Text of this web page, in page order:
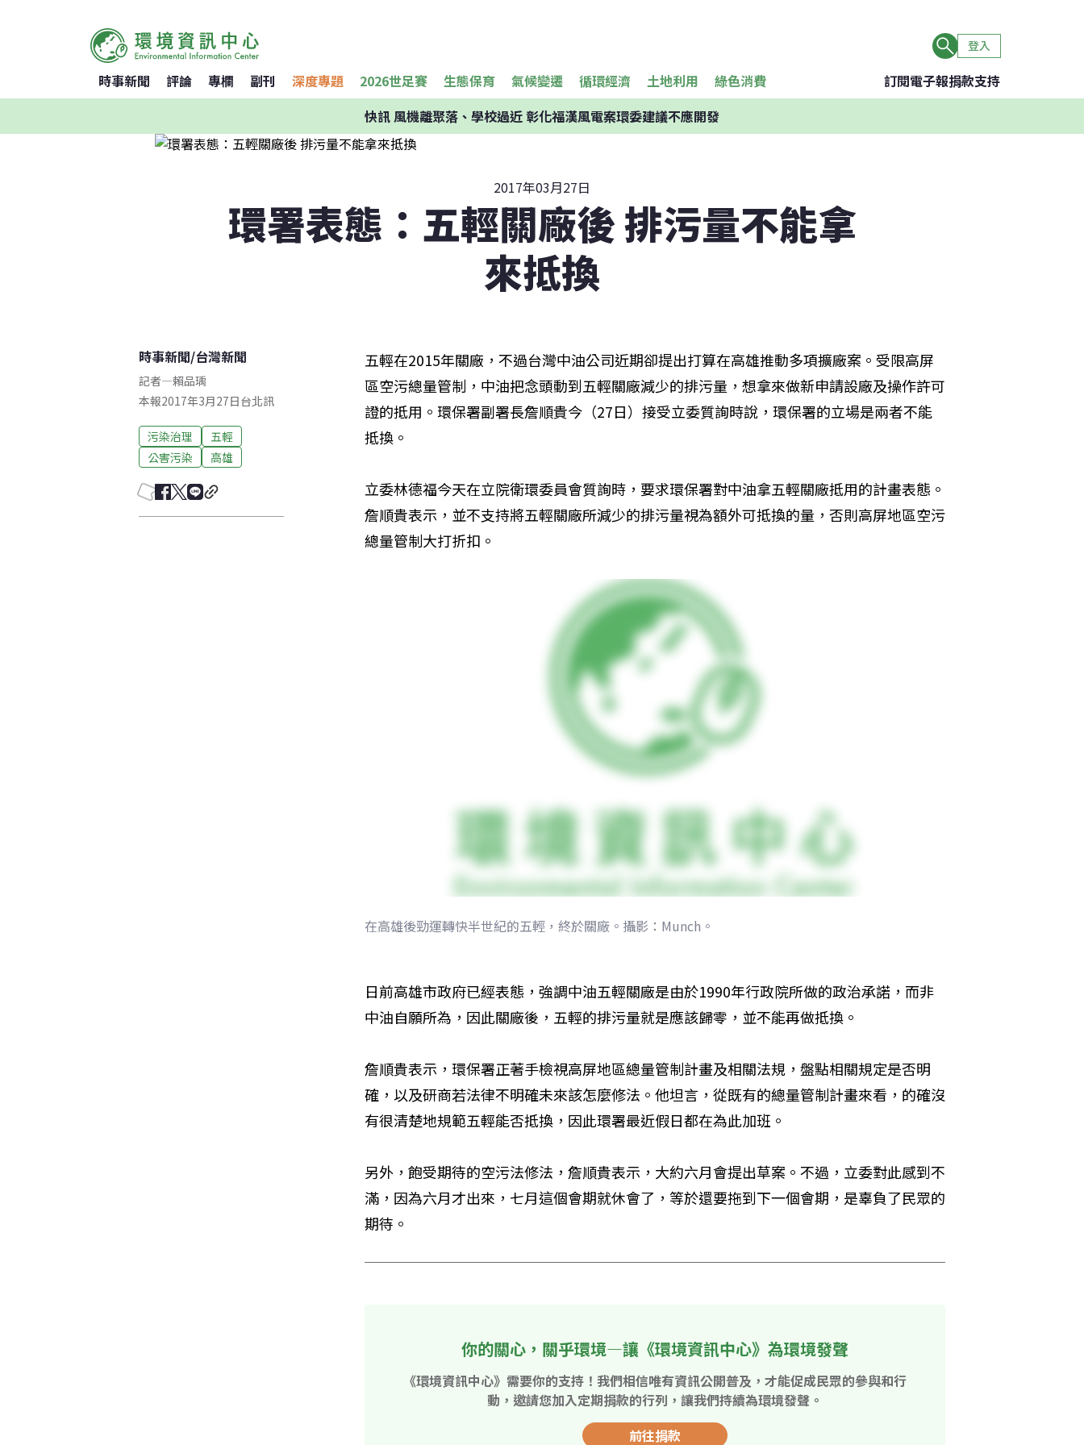
登入
時事新聞 評論 專欄 副刊 深度專題 2026世足賽 生態保育 氣候變遷 循環經濟 土地利用 綠色消費 訂閱電子報捐款支持
快訊風機離聚落、學校過近 彰化福漢風電案環委建議不應開發
2017年03月27日
環署表態：五輕關廠後 排污量不能拿
來抵換
時事新聞/台灣新聞
記者—賴品瑀
本報2017年3月27日台北訊
污染治理
五輕
公害污染
高雄
五輕在2015年關廠，不過台灣中油公司近期卻提出打算在高雄推動多項擴廠案。受限高屏
區空污總量管制，中油把念頭動到五輕關廠減少的排污量，想拿來做新申請設廠及操作許可
證的抵用。環保署副署長詹順貴今（27日）接受立委質詢時說，環保署的立場是兩者不能
抵換。
立委林德福今天在立院衛環委員會質詢時，要求環保署對中油拿五輕關廠抵用的計畫表態。
詹順貴表示，並不支持將五輕關廠所減少的排污量視為額外可抵換的量，否則高屏地區空污
總量管制大打折扣。
在高雄後勁運轉快半世紀的五輕，終於關廠。攝影：Munch。
日前高雄市政府已經表態，強調中油五輕關廠是由於1990年行政院所做的政治承諾，而非
中油自願所為，因此關廠後，五輕的排污量就是應該歸零，並不能再做抵換。
詹順貴表示，環保署正著手檢視高屏地區總量管制計畫及相關法規，盤點相關規定是否明
確，以及研商若法律不明確未來該怎麼修法。他坦言，從既有的總量管制計畫來看，的確沒
有很清楚地規範五輕能否抵換，因此環署最近假日都在為此加班。
另外，飽受期待的空污法修法，詹順貴表示，大約六月會提出草案。不過，立委對此感到不
滿，因為六月才出來，七月這個會期就休會了，等於還要拖到下一個會期，是辜負了民眾的
期待。
你的關心，關乎環境—讓《環境資訊中心》為環境發聲
《環境資訊中心》需要你的支持！我們相信唯有資訊公開普及，才能促成民眾的參與和行
動，邀請您加入定期捐款的行列，讓我們持續為環境發聲。
前往捐款